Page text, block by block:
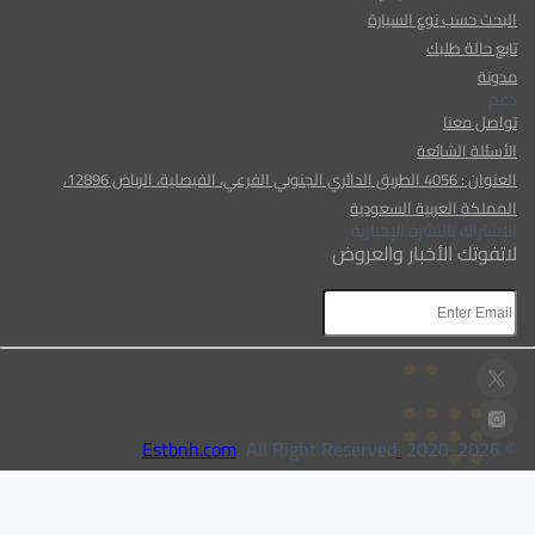
البحث حسب نوع السيارة
تابع حالة طلبك
مدونة
دعم
تواصل معنا
الأسئلة الشائعة
العنوان : 4056 الطريق الدائري الجنوبي الفرعي، الفيصلية، الرياض 12896،
المملكة العربية السعودية
الإشتراك بالنشرة الإخبارية
لاتفوتك الأخبار والعروض
© 2020-
2026
Estbnh.com
, All Right Reserved